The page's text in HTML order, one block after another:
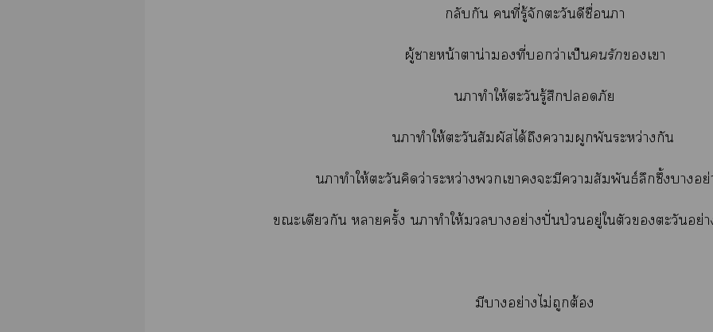
กลับกัน คนที่รู้จักตะวันดีชื่อา
ผู้าหน้าตาน่าที่ว่าเป็นรักเา
าทำให้ตะวันรู้สึกภัย
าทำให้ตะวันสัมผัสได้ถึงาผูกพันระหว่างกัน
าทำให้ตะวันคิดว่าระหว่างเาะมีาสัมพันธ์ลึกซึ้งาอย่
ะเดียวกัน าครั้ง าทำให้าอย่างปั่นป่วนอยู่ใตัวตะวันอย่
มีาอย่างไม่ถูกต้อง